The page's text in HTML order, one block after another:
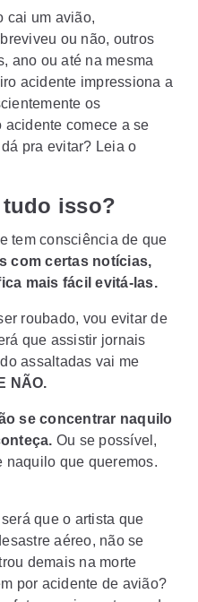
cai um avião,
ou não, outros
ano ou até na mesma
acidente impressiona a
os
acidente comece a se
pra evitar? Leia o
tudo isso?
tem consciência de que
com certas notícias,
mais fácil evitá-las.
roubado, vou evitar de
que assistir jornais
assaltadas vai me
NÃO.
se concentrar naquilo
Ou se possível,
naquilo que queremos.
que o artista que
aéreo, não se
demais na morte
por acidente de avião?